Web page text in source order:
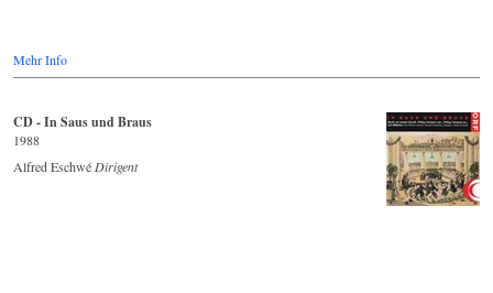
Mehr Info
CD - In Saus und Braus
1988
Alfred Eschwé Dirigent